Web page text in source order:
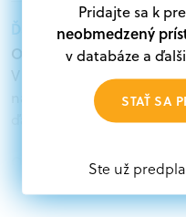
Ďalšie informácie:
Oprávnení žiadatelia:
V databáze grantov a
nájdete aktuálne výzvy z
ďalších zdrojov.
Oprávnení partneri:
Akákoľvek právnická
subjekt, komerčný
Pridajte sa k
neobmedzený
v databáze a
STAŤ SA
Ste už